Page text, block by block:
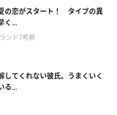
の恋がスタート！ タイプの異
く...
ンド7考察
してくれない彼氏。うまくいく
る...